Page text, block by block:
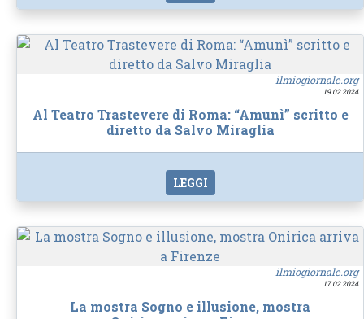
ilmiogiornale.org
19.02.2024
Al Teatro Trastevere di Roma: “Amunì” scritto e
diretto da Salvo Miraglia
LEGGI
ilmiogiornale.org
17.02.2024
La mostra Sogno e illusione, mostra